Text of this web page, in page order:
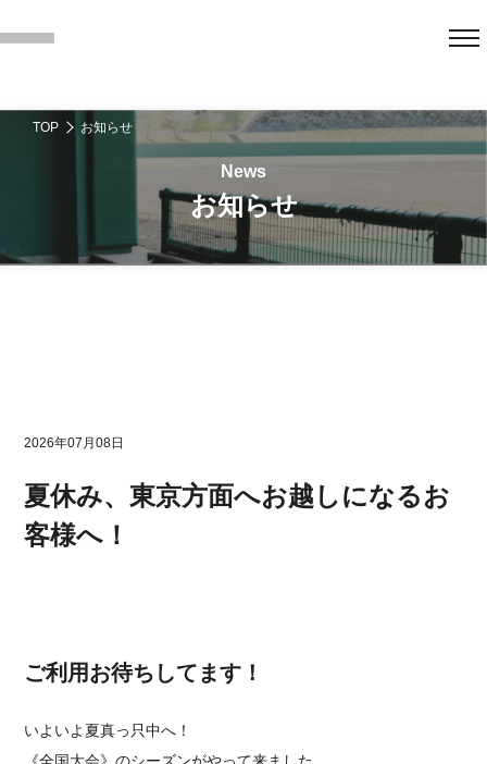
TOP お知らせ
お知らせ
2026年07月08日
夏休み、東京方面へお越しになるお
客様へ！
ご利用お待ちしてます！
いよいよ夏真っ只中へ！